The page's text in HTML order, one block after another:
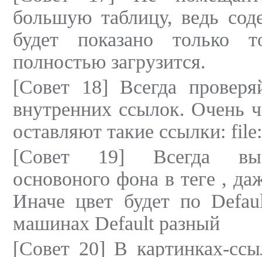
большую таблицу, ведь
будет показано только
полностью загрузится.
[Совет 18] Всегда
внутренних ссылок. Очень
оставляют такие ссылки:
[Совет 19] Всегда
основоного фона в теге ,
Иначе цвет будет по
машинах Default разный
[Совет 20] В картинках-